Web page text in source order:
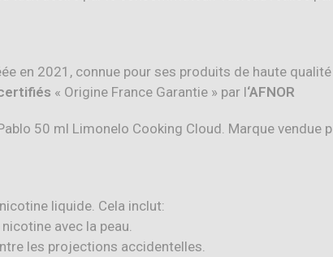
en 2021, connue pour ses produits de haute
« Origine France Garantie » par l‘AFNOR
liquide. Cela inclut:
avec la peau.
les projections accidentelles.